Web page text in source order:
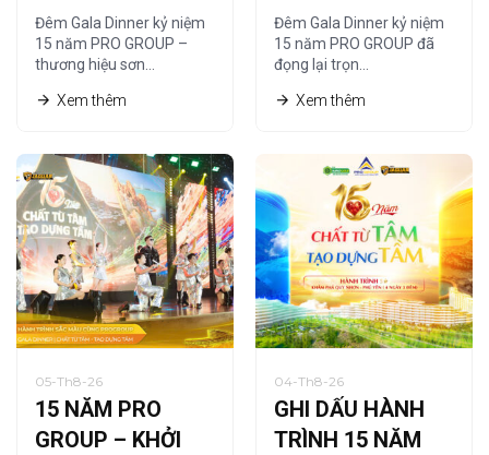
HỌA CHẤT RIÊNG
CỦA PRO GROUP
Đêm Gala Dinner kỷ niệm
15 năm PRO GROUP –
thương hiệu sơn…
Xem thêm
QUA NGHỆ
THUẬT TRANH
CÁT
Đêm Gala Dinner kỷ niệm
15 năm PRO GROUP đã
đọng lại trọn…
Xem thêm
05-Th8-26
15 NĂM PRO
GROUP – KHỞI
04-Th8-26
GHI DẤU HÀNH
TRÌNH 15 NĂM